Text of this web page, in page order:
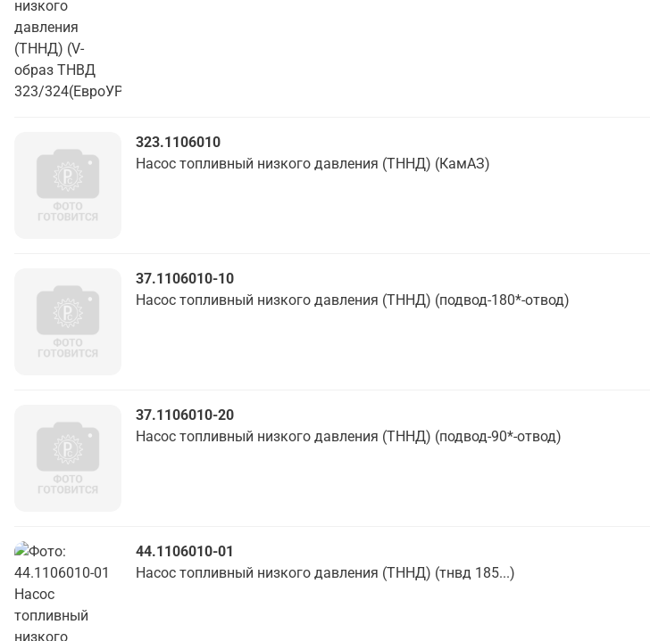
323.1106010
Насос топливный низкого давления (ТННД) (КамАЗ)
37.1106010-10
Насос топливный низкого давления (ТННД) (подвод-180*-отвод)
37.1106010-20
Насос топливный низкого давления (ТННД) (подвод-90*-отвод)
44.1106010-01
Насос топливный низкого давления (ТННД) (тнвд 185...)